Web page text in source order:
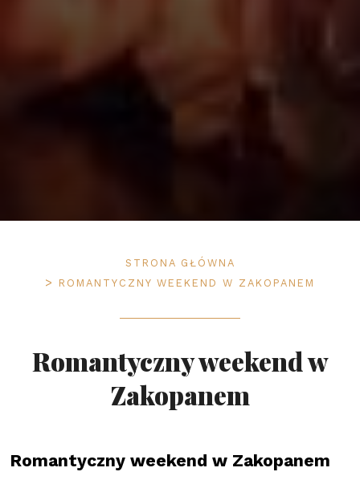
STRONA GŁÓWNA
ROMANTYCZNY WEEKEND W ZAKOPANEM
Romantyczny weekend w
Zakopanem
Romantyczny weekend w Zakopanem